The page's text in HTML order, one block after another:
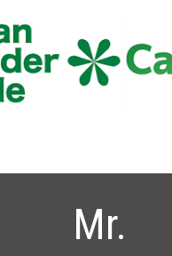
ドの質を世界一に」
Mr.